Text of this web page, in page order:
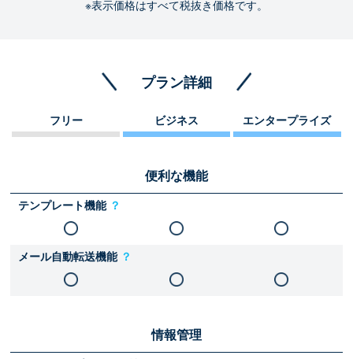
※表示価格はすべて税抜き価格です。
プラン詳細
フリー ビジネス エンタープライズ
便利な機能
テンプレート機能 ？
メール自動転送機能 ？
情報管理